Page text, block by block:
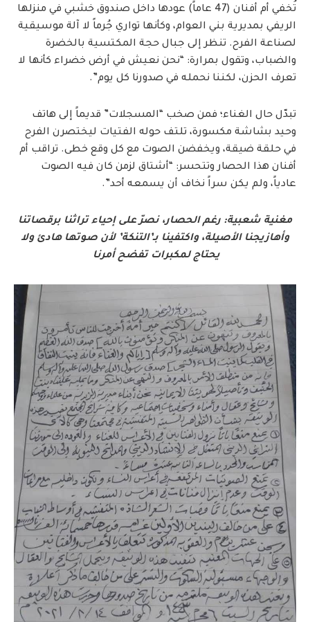
تُخفي أم أفنان (47 عاماً) عودها داخل صندوق خشبي في منزلها
الريفي بمديرية بني العوام، وكأنها تواري جُرماً لا آلة موسيقية
لصناعة الفرح. تنظر إلى جبال حجة المكتسية بالخضرة
والضباب، وتقول بمرارة: “نحن نعيش في أرض خضراء كأنها لا
تعرف الحزن، لكننا نحمله في صدورنا كل يوم”.
تبدّل حال الغناء؛ فمن صخب “المسجلات” قديماً إلى هاتف
وحيد بشاشة مكسورة، تلتف حوله الفتيات ليختصرن الفرح
في حلقة ضيقة، ويخفضن الصوت مع كل وقع خطى. تراقب أم
أفنان هذا الحصار وتتحسر: “أشتاق لزمن كان فيه الصوت
عادياً، ولم يكن سراً نخاف أن يسمعه أحد”.
مغنية شعبية: رغم الحصار، نصرّ على إحياء تراثنا برقصاتنا
وأهازيجنا الأصيلة، واكتفينا بـ’التنكة’ لأن صوتها هادئ ولا
يحتاج لمكبرات تفضح أمرنا